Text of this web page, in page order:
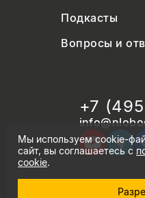
Подкасты
Вопросы и
+7
© Новое
Мы используем cookie-
сайт, вы соглашаетесь с
cookie.